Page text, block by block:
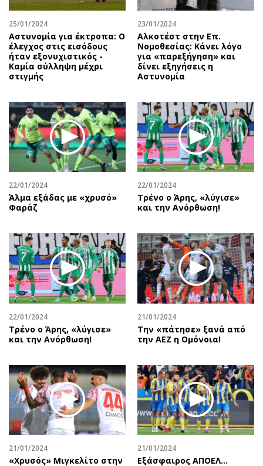
25/01/2024
Αστυνομία για έκτροπα: O
έλεγχος στις εισόδους
ήταν εξονυχιστικός -
Καμία σύλληψη μέχρι
στιγμής
23/01/2024
Αλκοτέστ στην Επ.
Νομοθεσίας: Κάνει λόγο
για «παρεξήγηση» και
δίνει εξηγήσεις η
Αστυνομία
22/01/2024
Άλμα εξάδας με «χρυσό»
Φαράζ
22/01/2024
Τρένο ο Άρης, «λύγισε»
και την Ανόρθωση!
22/01/2024
Τρένο ο Άρης, «λύγισε»
και την Ανόρθωση!
21/01/2024
Την «πάτησε» ξανά από
την ΑΕΖ η Ομόνοια!
21/01/2024
«Χρυσός» Μιγκελίτο στην
21/01/2024
Εξάσφαιρος ΑΠΟΕΛ…